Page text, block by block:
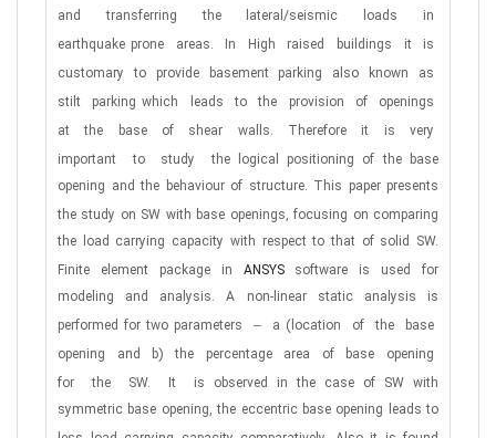
and
transferring the lateral/seismic loads
in
earthquake prone areas. In High raised buildings it
is
customary to provide basement parking also known
as
stilt
parking which leads to the provision of
openings
at
the base of shear walls. Therefore it is
very
important
to study the logical positioning of the base
opening and the behaviour of structure. This paper presents
the study on SW with base openings, focusing on comparing
the load carrying capacity with respect to that of solid SW.
Finite element
package in ANSYSsoftware is used for
modeling and analysis. A non-linear static analysis is
performed for two parameters – a (location of the
base
opening
and b) the percentage area of base
opening
for
the SW. It
is observed in the case of SW with
symmetric base opening, the eccentric base opening leads to